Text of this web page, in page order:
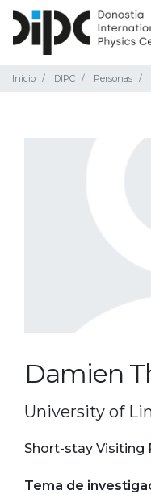
Inicio DIPC Personas
Damien
University of
Short-stay Visiting
Tema de